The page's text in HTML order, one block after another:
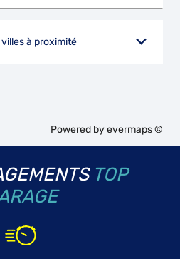
villes à proximité
Powered byevermaps ©
TOP